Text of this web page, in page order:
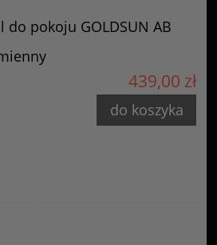
do pokoju GOLDSUN AB
439,00 zł
do koszyka